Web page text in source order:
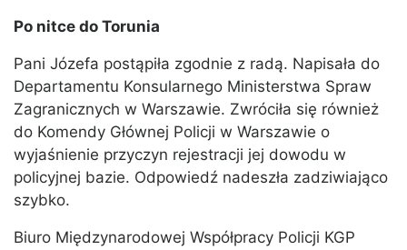
Po nitce do Torunia
Pani Józefa postąpiła zgodnie z radą. Napisała do
Departamentu Konsularnego Ministerstwa Spraw
Zagranicznych w Warszawie. Zwróciła się również
do Komendy Głównej Policji w Warszawie o
wyjaśnienie przyczyn rejestracji jej dowodu w
policyjnej bazie. Odpowiedź nadeszła zadziwiająco
szybko.
Biuro Międzynarodowej Współpracy Policji KGP